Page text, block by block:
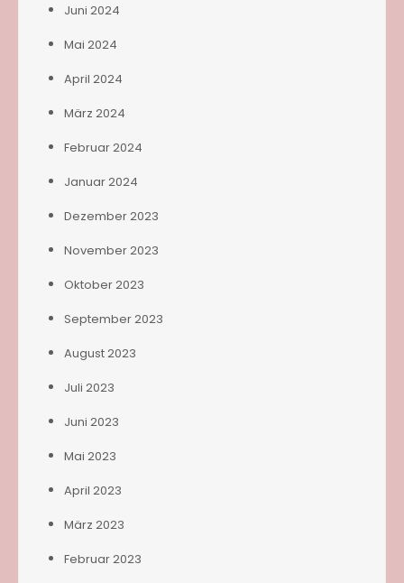
Juni 2024
Mai 2024
April 2024
März 2024
Februar 2024
Januar 2024
Dezember 2023
November 2023
Oktober 2023
September 2023
August 2023
Juli 2023
Juni 2023
Mai 2023
April 2023
März 2023
Februar 2023